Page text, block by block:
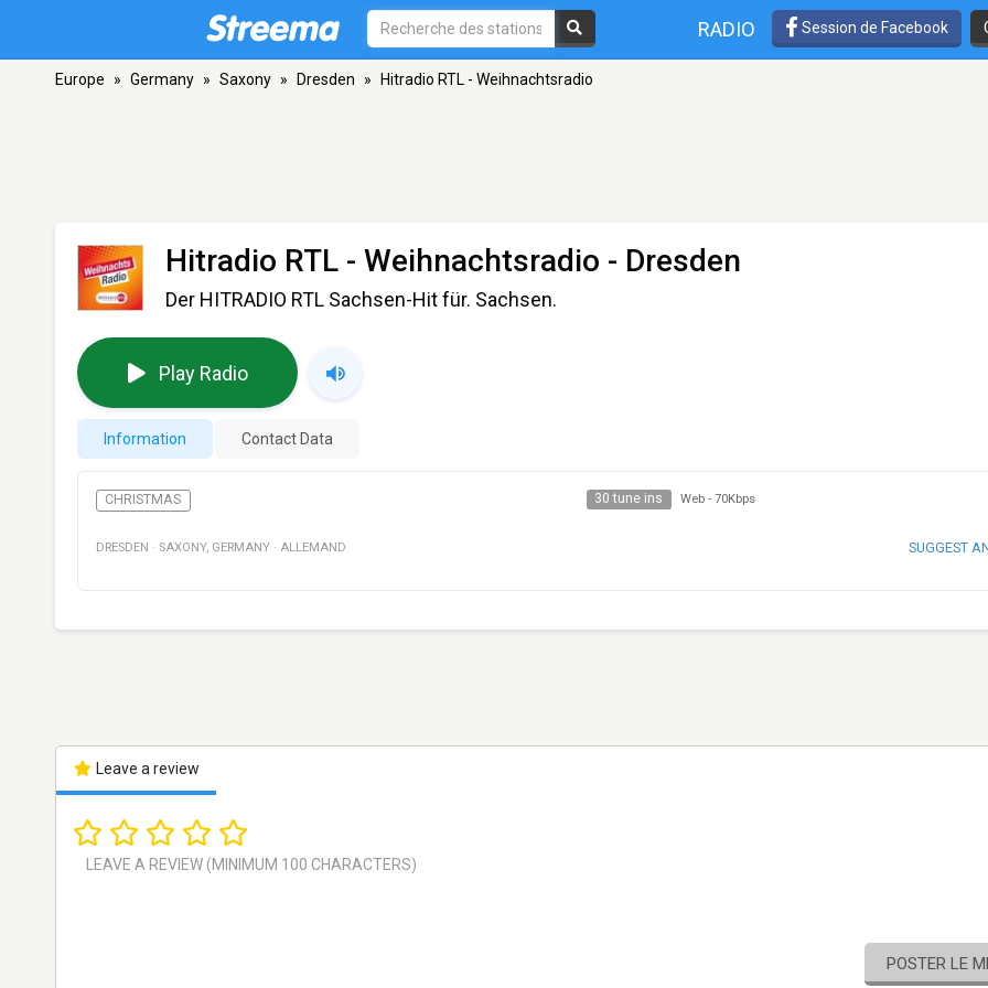
RADIO Session de Facebook
Europe » Germany » Saxony » Dresden » Hitradio RTL - Weihnachtsradio
Hitradio RTL - Weihnachtsradio - Dresden
Der HITRADIO RTL Sachsen-Hit für. Sachsen.
Play Radio
Information Contact Data
CHRISTMAS 30 tune ins Web - 70Kbps
DRESDEN · SAXONY, GERMANY · ALLEMAND SUGGEST
Leave a review
POSTER LE